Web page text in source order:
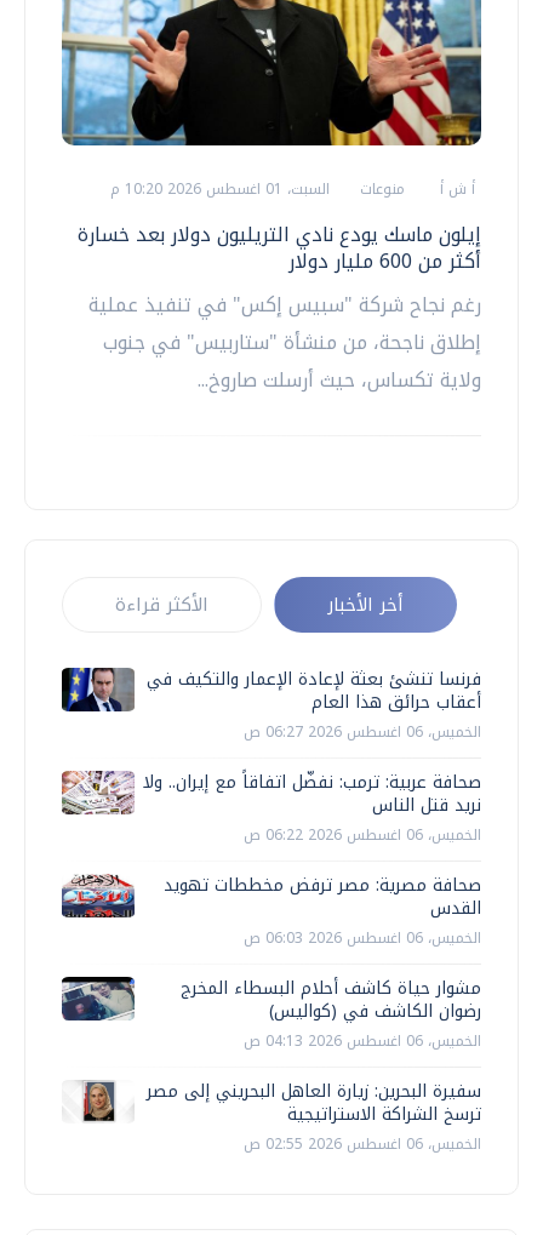
أ ش أ منوعات السبت، 01 اغسطس 2026 10:20 م
إيلون ماسك يودع نادي التريليون دولار بعد خسارة
أكثر من 600 مليار دولار
رغم نجاح شركة "سبيس إكس" في تنفيذ عملية
إطلاق ناجحة، من منشأة "ستاربيس" في جنوب
ولاية تكساس، حيث أرسلت صاروخ...
أخر الأخبار الأكثر قراءة
فرنسا تنشئ بعثة لإعادة الإعمار والتكيف في
أعقاب حرائق هذا العام
الخميس، 06 اغسطس 2026 06:27 ص
صحافة عربية: ترمب: نفضّل اتفاقاً مع إيران.. ولا
نريد قتل الناس
الخميس، 06 اغسطس 2026 06:22 ص
صحافة مصرية: مصر ترفض مخططات تهويد
القدس
الخميس، 06 اغسطس 2026 06:03 ص
مشوار حياة كاشف أحلام البسطاء المخرج
رضوان الكاشف في (كواليس)
الخميس، 06 اغسطس 2026 04:13 ص
سفيرة البحرين: زيارة العاهل البحريني إلى مصر
ترسخ الشراكة الاستراتيجية
الخميس، 06 اغسطس 2026 02:55 ص